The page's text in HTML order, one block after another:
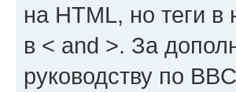
на HTML, но теги
в < and >. За
руководству по